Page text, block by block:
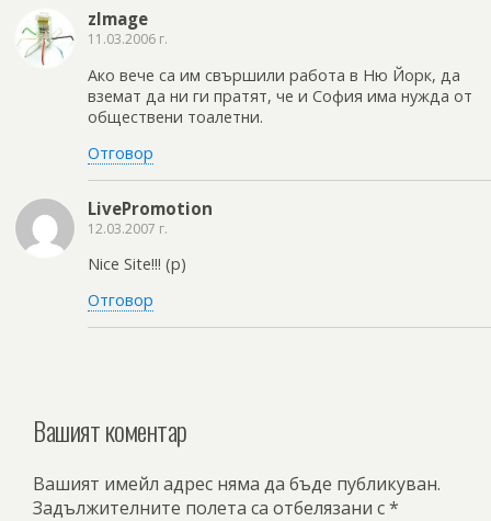
zImage
11.03.2006 г.
Ако вече са им свършили работа в Ню Йорк, да
вземат да ни ги пратят, че и София има нужда от
обществени тоалетни.
Отговор
LivePromotion
12.03.2007 г.
Nice Site!!! (p)
Отговор
Вашият коментар
Вашият имейл адрес няма да бъде публикуван.
Задължителните полета са отбелязани с*